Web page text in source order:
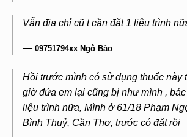
Vẫn địa chỉ cũ t cần đặt 1 liệu trình
—09751794xx Ngô Bảo
Hồi trước mình có sử dụng thuốc này
giờ đứa em lại cũng bị như mình ,
liệu trình nữa, Mình ở 61/18 Phạm
Bình Thuỷ, Cần Thơ, trước có đặt rồi